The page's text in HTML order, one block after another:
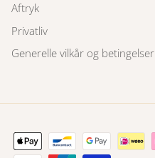
Aftryk
Privatliv
Generelle vilkår og betingelser